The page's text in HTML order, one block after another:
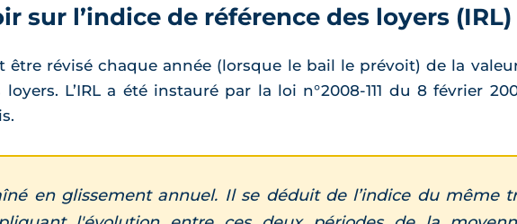
sur l’indice de référence des loyers (IRL)
être révisé chaque année (lorsque le bail le prévoit) de la
L’IRL a été instauré par la loi n°2008-111 du 8 février
en glissement annuel. Il se déduit de l’indice du même